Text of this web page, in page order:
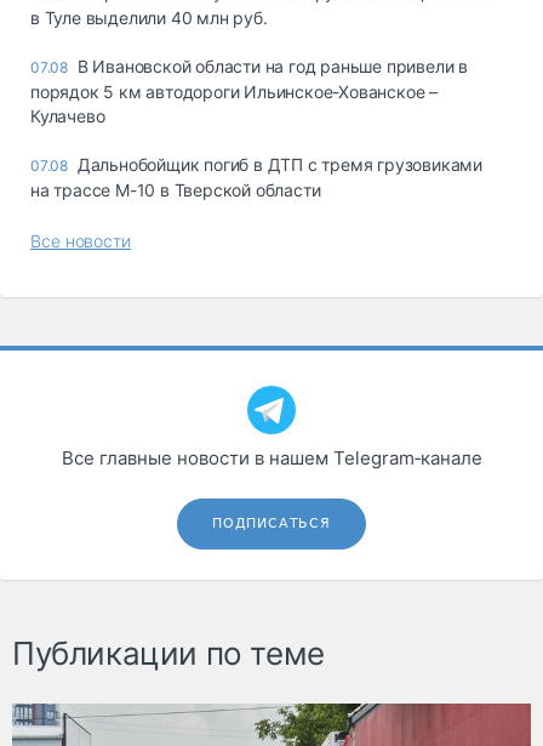
в Туле выделили 40 млн руб.
07.08 В Ивановской области на год раньше привели в
порядок 5 км автодороги Ильинское-Хованское –
Кулачево
07.08 Дальнобойщик погиб в ДТП с тремя грузовиками
на трассе М-10 в Тверской области
Все новости
Все главные новости в нашем Telegram‑канале
ПОДПИСАТЬСЯ
Публикации по теме